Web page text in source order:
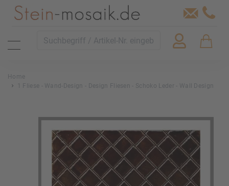
Home
1 Fliese - Wand-Design - Design Fliesen - Schoko Leder - Wall Design